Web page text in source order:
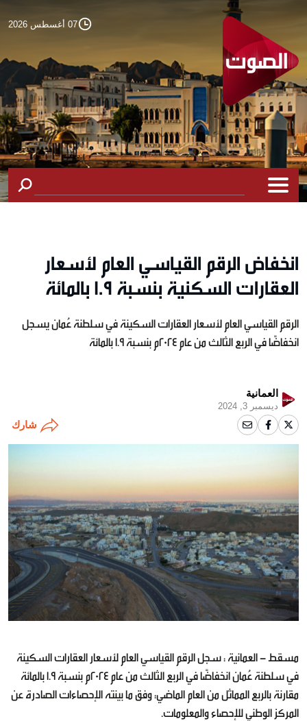
07 أغسطس 2026
انخفاض الرقم القياسي العام لأسعار
العقارات السكنية بنسبة 1.9 بالمائة
الرقم القياسي العام لأسعار العقارات السكينة في سلطنة عُمان يسجل
انخفاضًا في الربع الثالث من عام 2024م بنسبة 1.9 بالمائة
العمانية
ديسمبر 3, 2024
شارك
مسقط - العمانية : سجل الرقم القياسي العام لأسعار العقارات السكينة
في سلطنة عُمان انخفاضًا في الربع الثالث من عام 2024م بنسبة 1.9 بالمائة
مقارنة بالربع المماثل من العام الماضي؛ وفق ما بينته الإحصاءات الصادرة عن
المركز الوطني للإحصاء والمعلومات.